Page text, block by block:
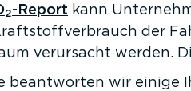
2-Report kann
der
verursacht werden.
beantworten wir einige